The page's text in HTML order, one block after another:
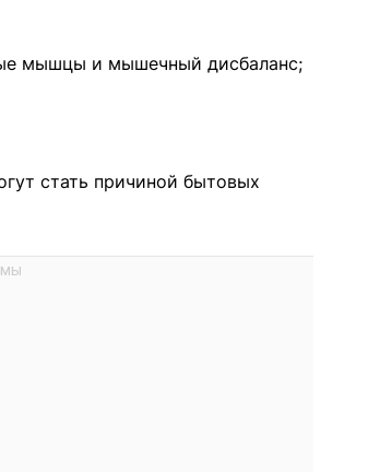
мышцы и мышечный дисбаланс;
стать причиной бытовых